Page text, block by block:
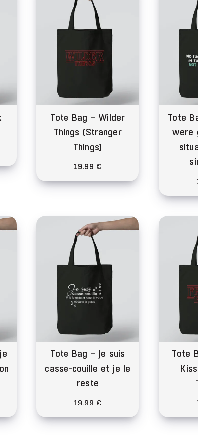
Les
options
être
choisies
page
du
produit
Tote Bag – Wilder
Things (Stranger
Things)
19.99 €
Tote
were
Tote Bag – Je suis
casse-couille et je le
reste
19.99 €
Ce
Tote